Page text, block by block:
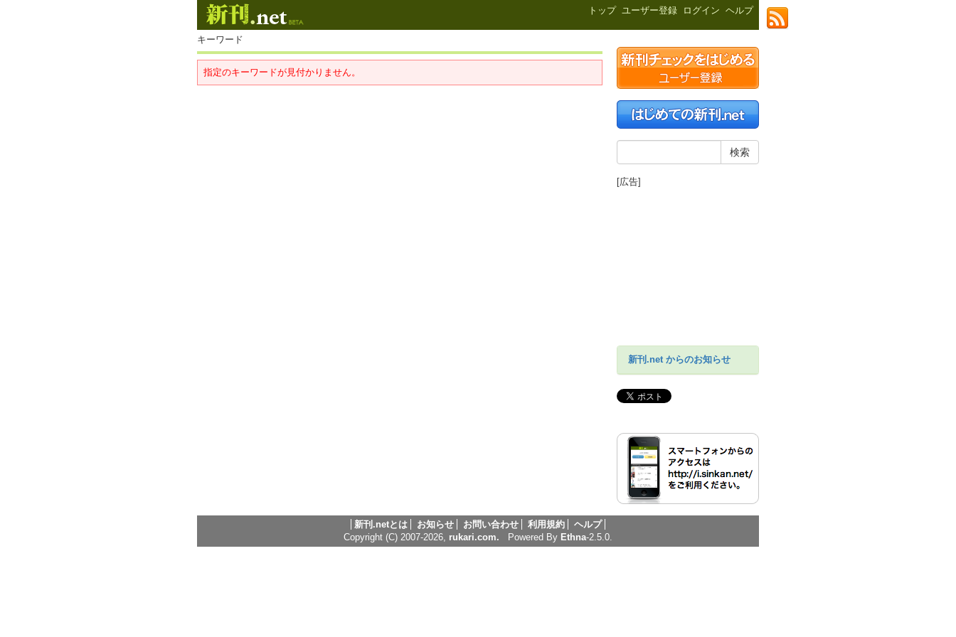
トップ ユーザー登録 ログイン ヘルプ
キーワード
指定のキーワードが見付かりません。
[広告]
新刊.net からのお知らせ
新刊.netとは お知らせ お問い合わせ 利用規約
ヘルプ
Copyright (C) 2007-2026, rukari.com. Powered By Ethna-2.5.0.